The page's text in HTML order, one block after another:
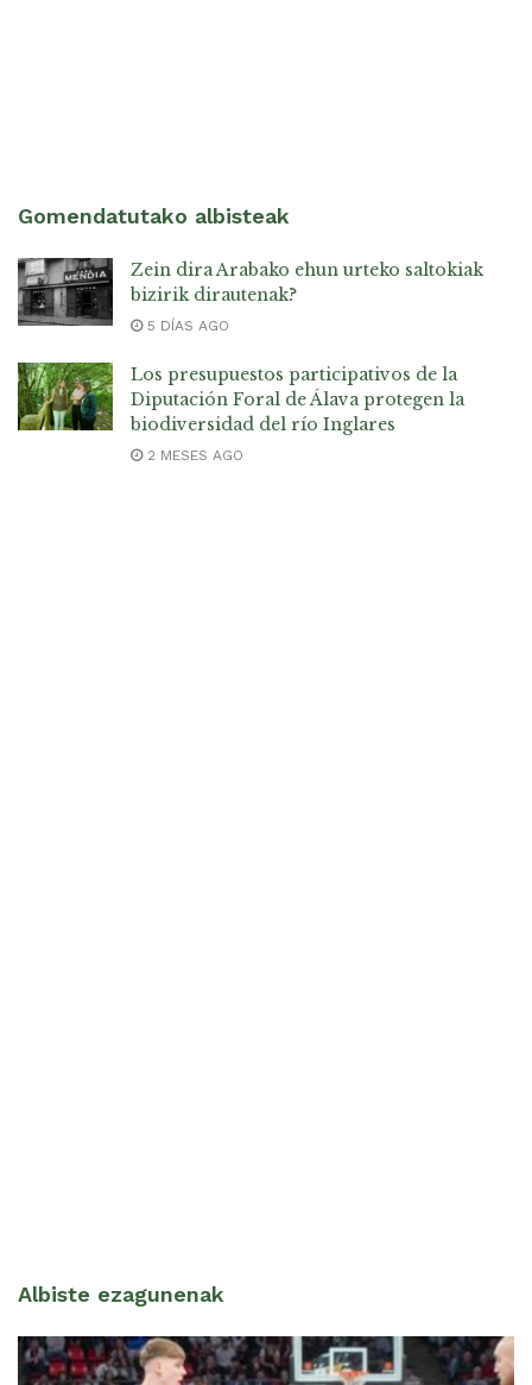
Gomendatutako albisteak
Zein dira Arabako ehun urteko saltokiak
bizirik dirautenak?
5 DÍAS AGO
Los presupuestos participativos de la
Diputación Foral de Álava protegen la
biodiversidad del río Inglares
2 MESES AGO
Albiste ezagunenak